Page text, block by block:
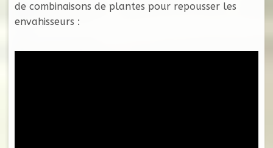
de combinaisons de plantes pour repousser les
envahisseurs :